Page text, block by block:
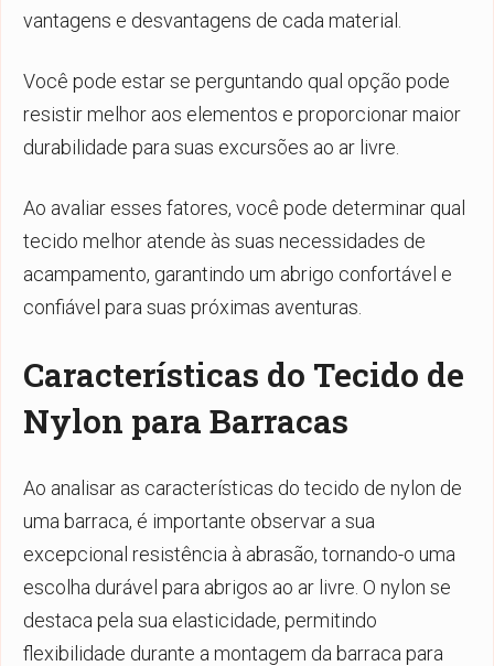
vantagens e desvantagens de cada material.
Você pode estar se perguntando qual opção pode
resistir melhor aos elementos e proporcionar maior
durabilidade para suas excursões ao ar livre.
Ao avaliar esses fatores, você pode determinar qual
tecido melhor atende às suas necessidades de
acampamento, garantindo um abrigo confortável e
confiável para suas próximas aventuras.
Características do Tecido de
Nylon para Barracas
Ao analisar as características do tecido de nylon de
uma barraca, é importante observar a sua
excepcional resistência à abrasão, tornando-o uma
escolha durável para abrigos ao ar livre. O nylon se
destaca pela sua elasticidade, permitindo
flexibilidade durante a montagem da barraca para